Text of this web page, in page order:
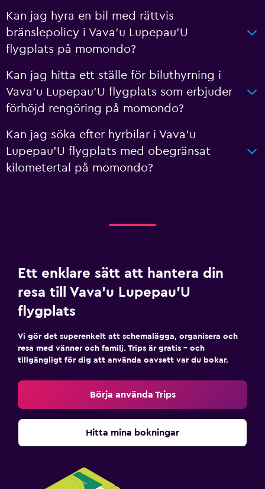
Kan jag hyra en bil med rättvis
bränslepolicy i Vava'u Lupepau'U
flygplats på momondo?
Kan jag hitta ett ställe för biluthyrning i
Vava'u Lupepau'U flygplats som erbjuder
förhöjd rengöring på momondo?
Kan jag söka efter hyrbilar i Vava'u
Lupepau'U flygplats med obegränsat
kilometertal på momondo?
Ett enklare sätt att hantera din
resa till Vava'u Lupepau'U
flygplats
Vi gör det superenkelt att schemalägga, organisera och
resa med vänner och familj. Trips är gratis – och
tillgängligt för dig att använda oavsett var du bokar.
Börja använda Trips
Hitta mina bokningar